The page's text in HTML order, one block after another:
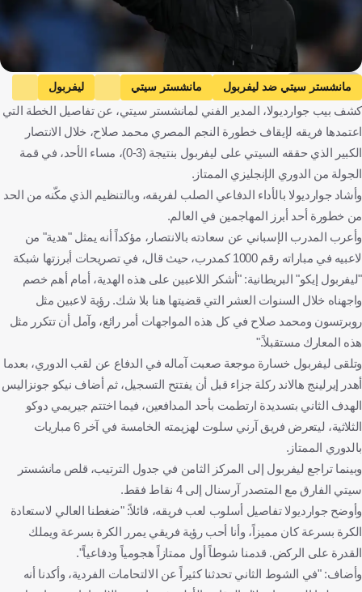
Getty Images
مانشستر سيتي ضد ليفربول مانشستر سيتي
ليفربول
الدوري الإنجليزي الممتاز
بيب جوارديولا محمد صلاح
إنجلترا
إسبانيا
مصر كرة قدم
كشف بيب جوارديولا، المدير الفني لمانشستر سيتي، عن تفاصيل الخطة التي
اعتمدها فريقه لإيقاف خطورة النجم المصري محمد صلاح، خلال الانتصار
الكبير الذي حققه السيتي على ليفربول بنتيجة (3-0)، مساء الأحد، في قمة
الجولة من الدوري الإنجليزي الممتاز.
وأشاد جوارديولا بالأداء الدفاعي الصلب لفريقه، وبالتنظيم الذي مكّنه من الحد
من خطورة أحد أبرز المهاجمين في العالم.
وأعرب المدرب الإسباني عن سعادته بالانتصار، مؤكداً أنه يمثل "هدية" من
لاعبيه في مباراته رقم 1000 كمدرب، حيث قال، في تصريحات أبرزتها شبكة
"ليفربول إيكو" البريطانية: "أشكر اللاعبين على هذه الهدية، أمام أهم خصم
واجهناه خلال السنوات العشر التي قضيتها هنا بلا شك. رؤية لاعبين مثل
روبرتسون ومحمد صلاح في كل هذه المواجهات أمر رائع، وآمل أن تتكرر مثل
هذه المعارك مستقبلاً."
وتلقى ليفربول خسارة موجعة صعبت آماله في الدفاع عن لقب الدوري، بعدما
أهدر إيرلينج هالاند ركلة جزاء قبل أن يفتتح التسجيل، ثم أضاف نيكو جونزاليس
الهدف الثاني بتسديدة ارتطمت بأحد المدافعين، فيما اختتم جيريمي دوكو
الثلاثية، ليتعرض فريق آرني سلوت لهزيمته الخامسة في آخر 6 مباريات
بالدوري الممتاز.
وبينما تراجع ليفربول إلى المركز الثامن في جدول الترتيب، قلص مانشستر
سيتي الفارق مع المتصدر آرسنال إلى 4 نقاط فقط.
وأوضح جوارديولا تفاصيل أسلوب لعب فريقه، قائلاً: "ضغطنا العالي لاستعادة
الكرة بسرعة كان مميزاً، وأنا أحب رؤية فريقي يمرر الكرة بسرعة ويملك
القدرة على الركض. قدمنا شوطاً أول ممتازاً هجومياً ودفاعياً".
وأضاف: "في الشوط الثاني تحدثنا كثيراً عن الالتحامات الفردية، وأكدنا أنه